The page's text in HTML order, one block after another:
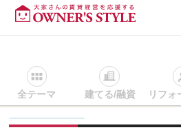
全テーマ 建てる/融資 リフォ
賃貸経営ＴＯＰ 管理/空室対策